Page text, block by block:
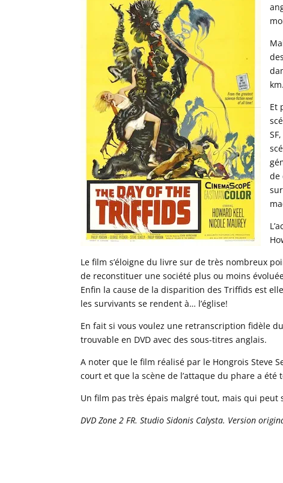
km.
Et
de
Le film s’éloigne du livre sur de très nombreux
de reconstituer une société plus ou moins
Enfin la cause de la disparition des Triffids est
les survivants se rendent à… l’église!
En fait si vous voulez une retranscription fidèle
trouvable en DVD avec des sous-titres anglais.
A noter que le film réalisé par le Hongrois Steve
court et que la scène de l’attaque du phare a
Un film pas très épais malgré tout, mais qui
DVD Zone 2 FR. Studio Sidonis Calysta. Version